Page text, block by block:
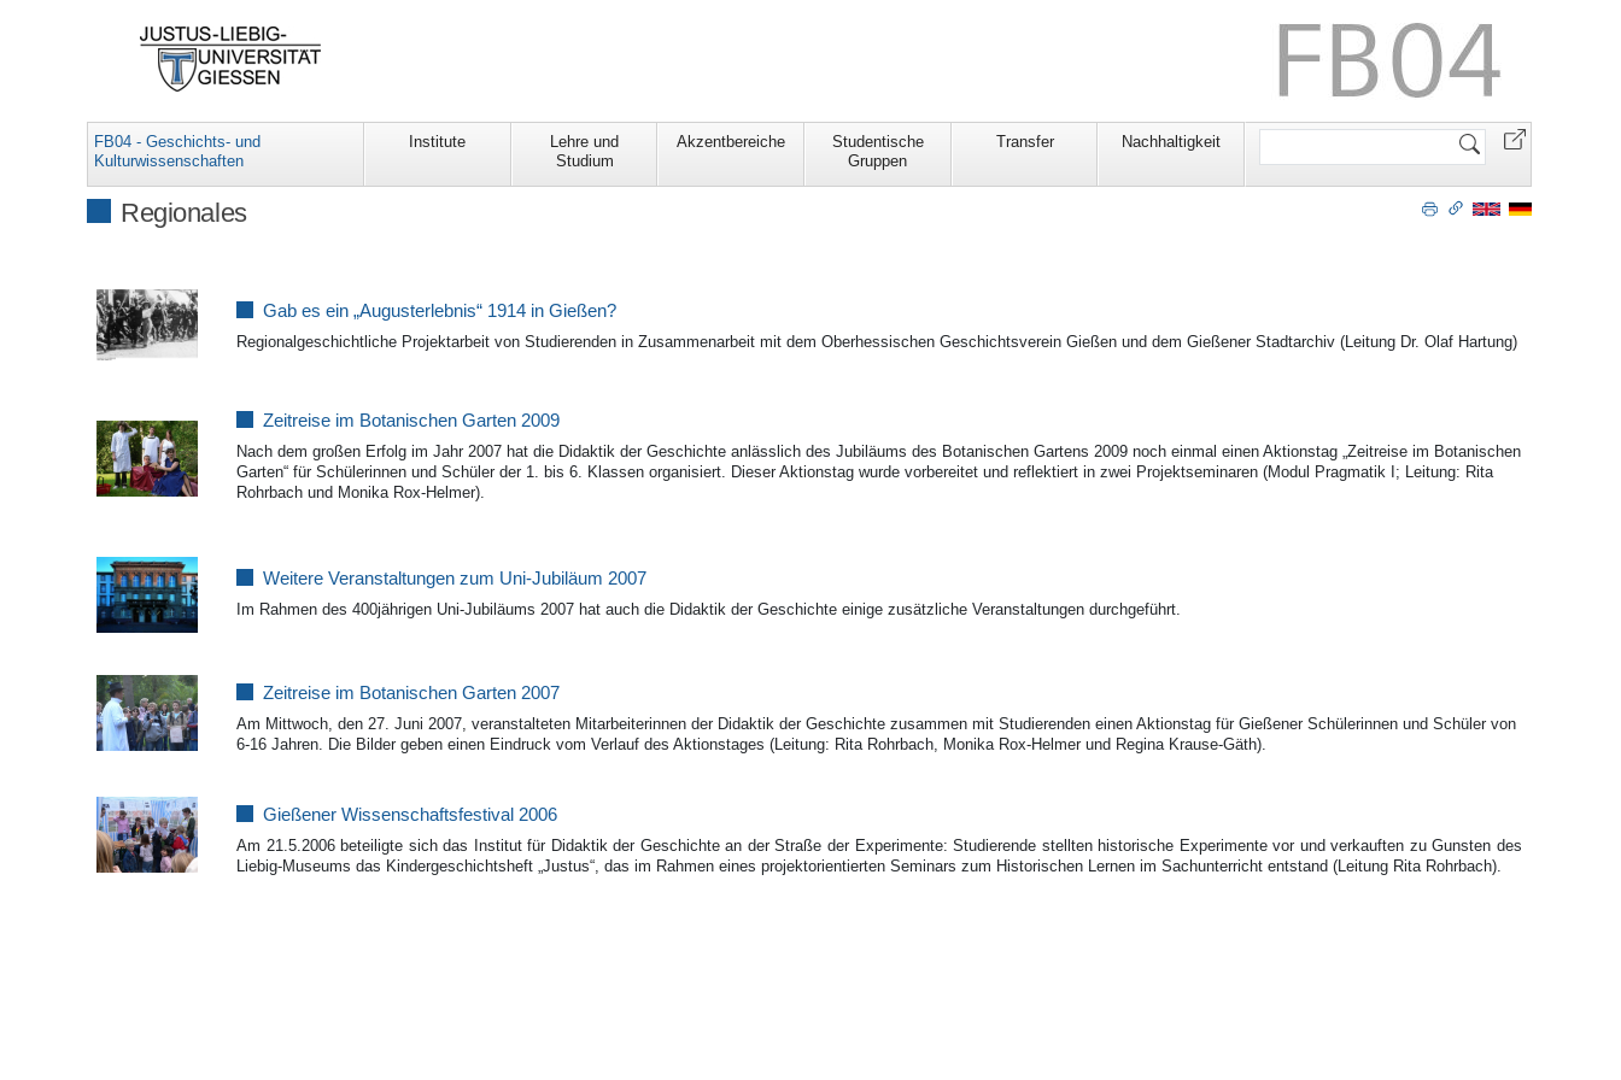
FB04 - Geschichts- und
Kulturwissenschaften
Institute
Lehre und
Studium
Akzentbereiche
Studentische
Gruppen
Transfer Nachhaltigkeit
Website
Regionales
Gab es ein „Augusterlebnis“ 1914 in Gießen?
Regionalgeschichtliche Projektarbeit von Studierenden in Zusammenarbeit mit dem Oberhessischen Geschichtsverein Gießen und dem Gießener Stadtarchiv (Leitung Dr. Olaf Hartung)
Zeitreise im Botanischen Garten 2009
Nach dem großen Erfolg im Jahr 2007 hat die Didaktik der Geschichte anlässlich des Jubiläums des Botanischen Gartens 2009 noch einmal einen Aktionstag „Zeitreise im Botanischen
Garten“ für Schülerinnen und Schüler der 1. bis 6. Klassen organisiert. Dieser Aktionstag wurde vorbereitet und reflektiert in zwei Projektseminaren (Modul Pragmatik I; Leitung: Rita
Rohrbach und Monika Rox-Helmer).
Weitere Veranstaltungen zum Uni-Jubiläum 2007
Im Rahmen des 400jährigen Uni-Jubiläums 2007 hat auch die Didaktik der Geschichte einige zusätzliche Veranstaltungen durchgeführt.
Zeitreise im Botanischen Garten 2007
Am Mittwoch, den 27. Juni 2007, veranstalteten Mitarbeiterinnen der Didaktik der Geschichte zusammen mit Studierenden einen Aktionstag für Gießener Schülerinnen und Schüler von
6-16 Jahren. Die Bilder geben einen Eindruck vom Verlauf des Aktionstages (Leitung: Rita Rohrbach, Monika Rox-Helmer und Regina Krause-Gäth).
Gießener Wissenschaftsfestival 2006
Am 21.5.2006 beteiligte sich das Institut für Didaktik der Geschichte an der Straße der Experimente: Studierende stellten historische Experimente vor und verkauften zu Gunsten des
Liebig-Museums das Kindergeschichtsheft „Justus“, das im Rahmen eines projektorientierten Seminars zum Historischen Lernen im Sachunterricht entstand (Leitung Rita Rohrbach).